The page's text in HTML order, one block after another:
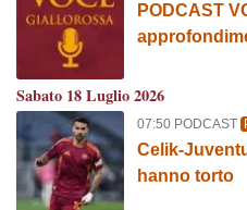
PODCAST
Sabato 18 Luglio 2026
07:50 PODCAST
Celik-
hanno torto